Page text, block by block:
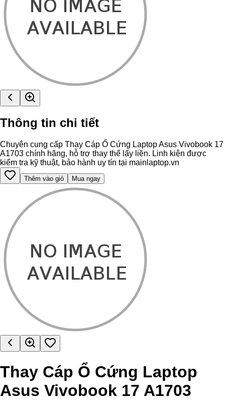
Thông tin chi tiết
Chuyên cung cấp Thay Cáp Ổ Cứng Laptop Asus Vivobook 17
A1703 chính hãng, hỗ trợ thay thế lấy liền. Linh kiện được
kiểm tra kỹ thuật, bảo hành uy tín tại mainlaptop.vn
Thêm vào giỏ Mua ngay
Thay Cáp Ổ Cứng Laptop
Asus Vivobook 17 A1703